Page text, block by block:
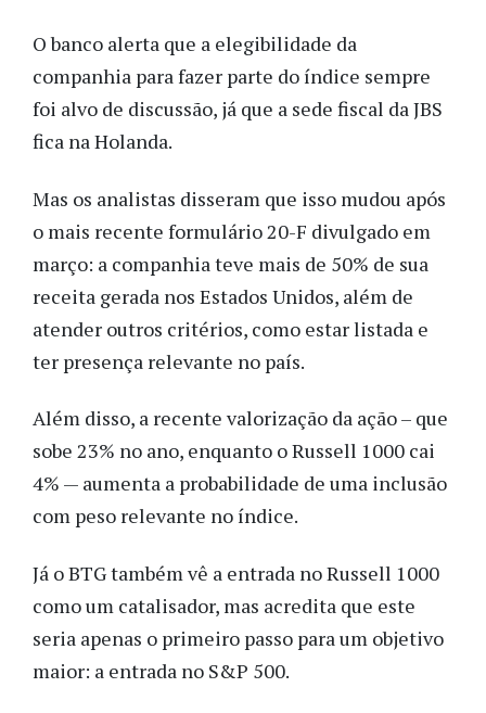
O banco alerta que a elegibilidade da
companhia para fazer parte do índice sempre
foi alvo de discussão, já que a sede fiscal da JBS
fica na Holanda.
Mas os analistas disseram que isso mudou após
o mais recente formulário 20-F divulgado em
março: a companhia teve mais de 50% de sua
receita gerada nos Estados Unidos, além de
atender outros critérios, como estar listada e
ter presença relevante no país.
Além disso, a recente valorização da ação – que
sobe 23% no ano, enquanto o Russell 1000 cai
4% — aumenta a probabilidade de uma inclusão
com peso relevante no índice.
Já o BTG também vê a entrada no Russell 1000
como um catalisador, mas acredita que este
seria apenas o primeiro passo para um objetivo
maior: a entrada no S&P 500.